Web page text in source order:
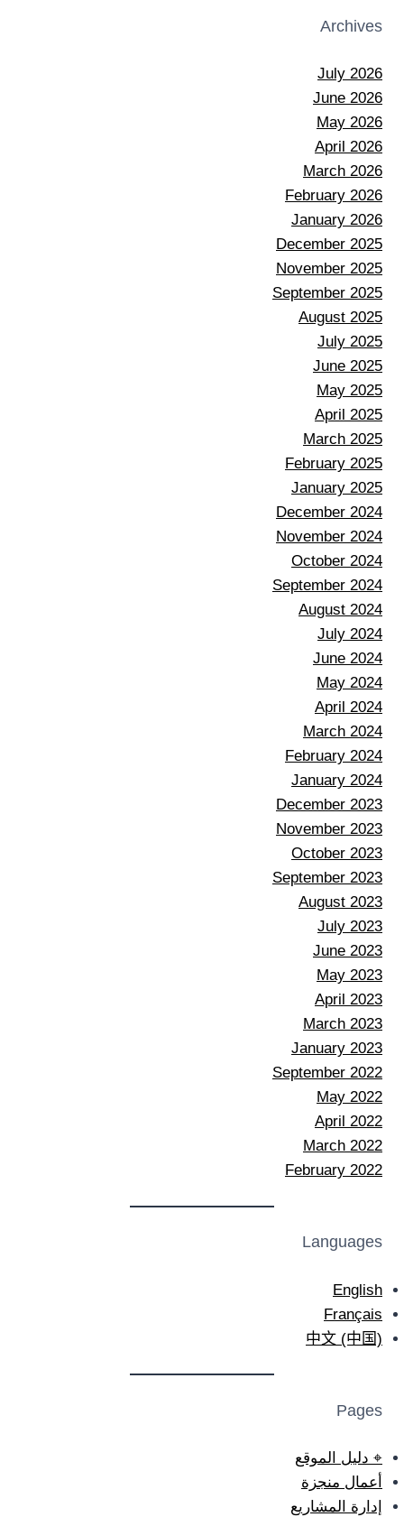
Archives
July 2026
June 2026
May 2026
April 2026
March 2026
February 2026
January 2026
December 2025
November 2025
September 2025
August 2025
July 2025
June 2025
May 2025
April 2025
March 2025
February 2025
January 2025
December 2024
November 2024
October 2024
September 2024
August 2024
July 2024
June 2024
May 2024
April 2024
March 2024
February 2024
January 2024
December 2023
November 2023
October 2023
September 2023
August 2023
July 2023
June 2023
May 2023
April 2023
March 2023
January 2023
September 2022
May 2022
April 2022
March 2022
February 2022
Languages
English
Français
中文 (中国)
Pages
⌖ دليل الموقع
أعمال منجزة
إدارة المشاريع